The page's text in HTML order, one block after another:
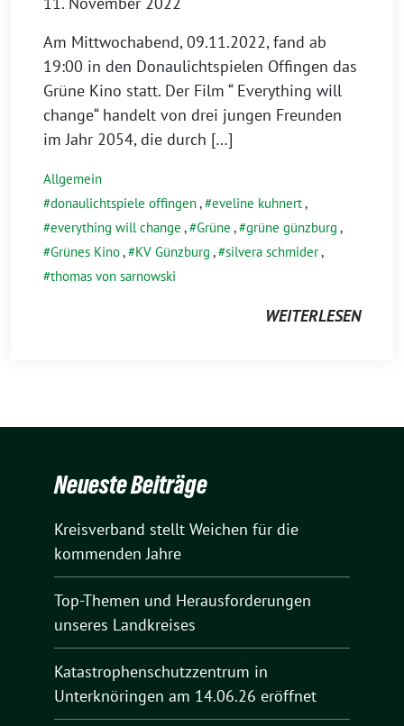
Am Mittwochabend, 09.11.2022, fand ab
19:00 in den Donaulichtspielen Offingen das
Grüne Kino statt. Der Film “ Everything will
change“ handelt von drei jungen Freunden
im Jahr 2054, die durch […]
Allgemein
donaulichtspiele offingen, eveline kuhnert,
everything will change , Grüne , grüne günzburg ,
Grünes Kino, KV Günzburg , silvera schmider,
thomas von sarnowski
WEITERLESEN
Neueste Beiträge
Kreisverband stellt Weichen für die
kommenden Jahre
Top-Themen und Herausforderungen
unseres Landkreises
Katastrophenschutzzentrum in
Unterknöringen am 14.06.26 eröffnet